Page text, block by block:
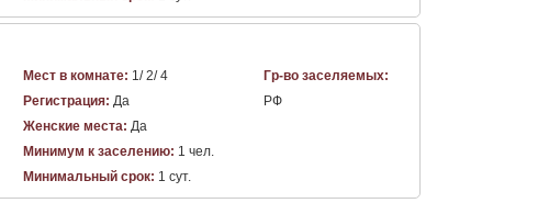
Мест в комнате: 1/ 2/ 4
Регистрация: Да
Женские места: Да
Минимум к заселению: 1 чел.
Минимальный срок: 1 сут.
Гр-во заселяемых:
РФ